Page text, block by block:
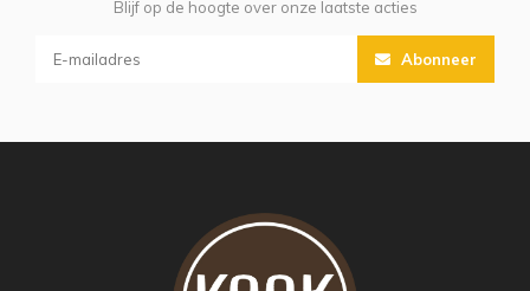
Blijf op de hoogte over onze laatste acties
Abonneer